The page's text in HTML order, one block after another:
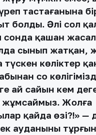
тастағанына
болды. Әлі сол
сонда қашан
сынып жатқан,
түскен көліктер
соң
ай сайын кем
жұмсаймыз. Жолға
қайда өзі?!» —
ауданының